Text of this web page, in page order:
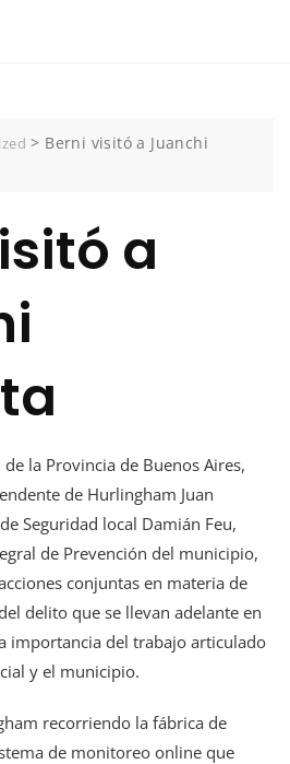
> Berni visitó a Juanchi
a
la Provincia de Buenos Aires,
de Hurlingham Juan
Seguridad local Damián Feu,
de Prevención del municipio,
conjuntas en materia de
delito que se llevan adelante en
importancia del trabajo articulado
y el municipio.
recorriendo la fábrica de
de monitoreo online que